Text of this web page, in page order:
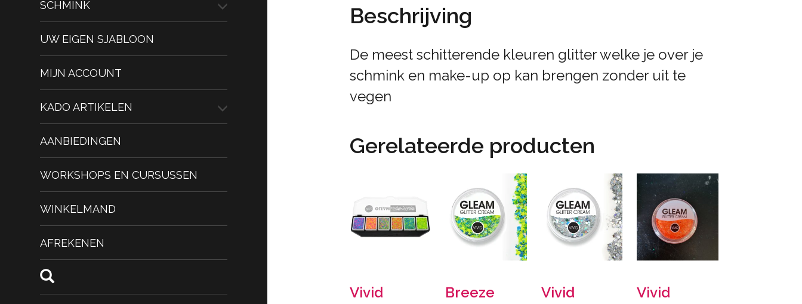
SCHMINK
UW EIGEN SJABLOON
MIJN ACCOUNT
KADO ARTIKELEN
AANBIEDINGEN
WORKSHOPS EN CURSUSSEN
WINKELMAND
AFREKENEN
Beschrijving
De meest schitterende kleuren glitter welke je over je
schmink en make-up op kan brengen zonder uit te
vegen
Gerelateerde producten
Vivid
Breeze
Vivid
Vivid